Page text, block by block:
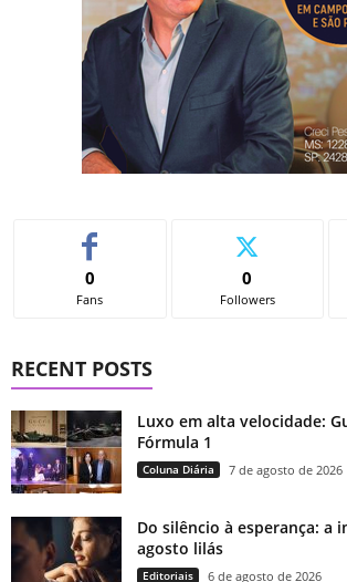
0
Fans
0
Followers
RECENT POSTS
Luxo em alta velocidade:
Fórmula 1
Coluna Diária 7 de agosto de 2026
Do silêncio à esperança: a
agosto lilás
Editoriais 6 de agosto de 2026